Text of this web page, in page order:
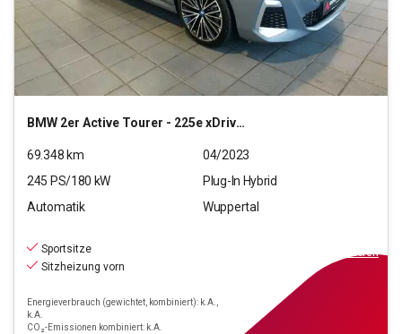
BMW 2er Active Tourer - 225e xDrive M Sport
69.348 km
04/2023
245 PS/180 kW
Plug-In Hybrid
Automatik
Wuppertal
Sportsitze
Sitzheizung vorn
Energieverbrauch (gewichtet, kombiniert): k.A.,
k.A.
CO₂-Emissionen kombiniert: k.A.
finanzieren